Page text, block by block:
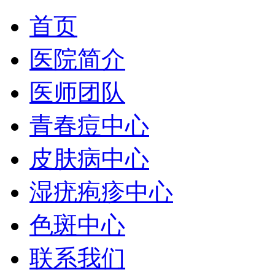
首页
医院简介
医师团队
青春痘中心
皮肤病中心
湿疣疱疹中心
色斑中心
联系我们